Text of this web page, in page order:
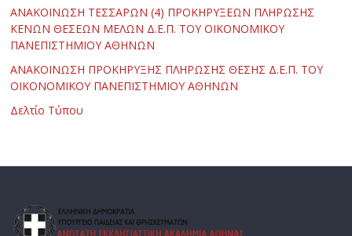
ΑΝΑΚΟΙΝΩΣΗ ΤΕΣΣΑΡΩΝ (4) ΠΡΟΚΗΡΥΞΕΩΝ ΠΛΗΡΩΣΗΣ
ΚΕΝΩΝ ΘΕΣΕΩΝ ΜΕΛΩΝ Δ.Ε.Π. ΤΟΥ ΟΙΚΟΝΟΜΙΚΟΥ
ΠΑΝΕΠΙΣΤΗΜΙΟΥ ΑΘΗΝΩΝ
ΑΝΑΚΟΙΝΩΣΗ ΠΡΟΚΗΡΥΞΗΣ ΠΛΗΡΩΣΗΣ ΘΕΣΗΣ Δ.Ε.Π. ΤΟΥ
ΟΙΚΟΝΟΜΙΚΟΥ ΠΑΝΕΠΙΣΤΗΜΙΟΥ ΑΘΗΝΩΝ
Δελτίο Τύπου